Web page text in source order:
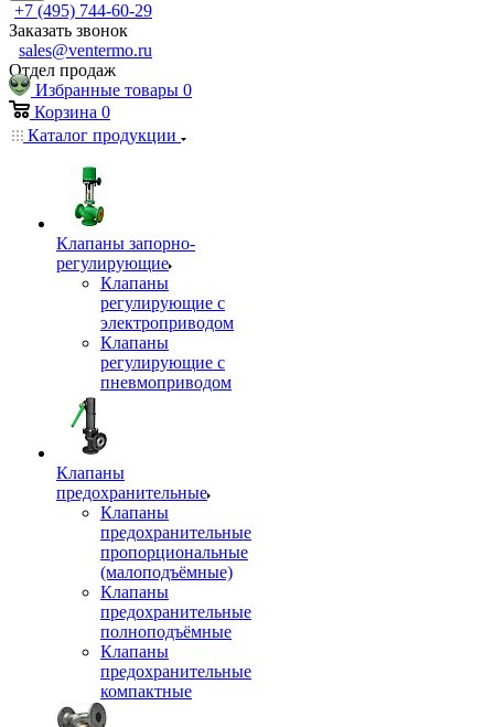
+7 (495) 744-60-29
Заказать звонок
sales@ventermo.ru
Отдел продаж
Избранные товары 0
Корзина 0
Каталог продукции
Клапаны запорно-
регулирующие
Клапаны
регулирующие с
электроприводом
Клапаны
регулирующие с
пневмоприводом
Клапаны
предохранительные
Клапаны
предохранительные
пропорциональные
(малоподъёмные)
Клапаны
предохранительные
полноподъёмные
Клапаны
предохранительные
компактные